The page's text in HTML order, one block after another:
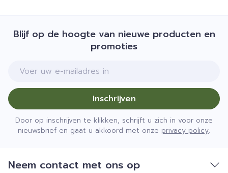
Blijf op de hoogte van nieuwe producten en
promoties
E-mail adres
Inschrijven
Door op inschrijven te klikken, schrijft u zich in voor onze
nieuwsbrief en gaat u akkoord met onze privacy policy.
Neem contact met ons op